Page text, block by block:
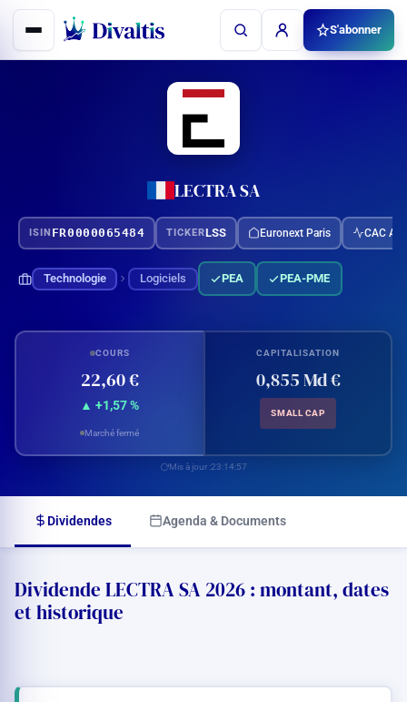
Aller
contenu
S'abonner
LECTRA SA
ISIN FR0000065484 TICKERLSS Euronext Paris CAC
Technologie Logiciels PEA PEA-PME
COURS
22,60 €
▲ +1,57 %
Marché fermé
CAPITALISATION
0,855 Md €
SMALL CAP
Mis à jour :23:14:57
Dividendes Agenda & Documents
Dividende LECTRA SA 2026 : montant, dates
et historique